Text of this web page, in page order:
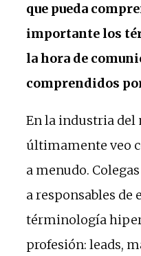
que pueda
importante los
la hora de
comprendidos
En la industria del
últimamente veo
a menudo.
a responsables de
términología
profesión: leads,